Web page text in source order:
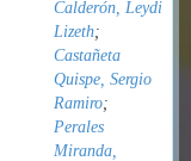
Calderón, Leydi
Lizeth;
Castañeta
Quispe, Sergio
Ramiro;
Perales
Miranda,